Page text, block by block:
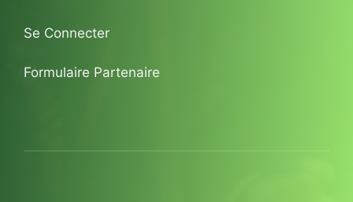
Se Connecter
Formulaire Partenaire